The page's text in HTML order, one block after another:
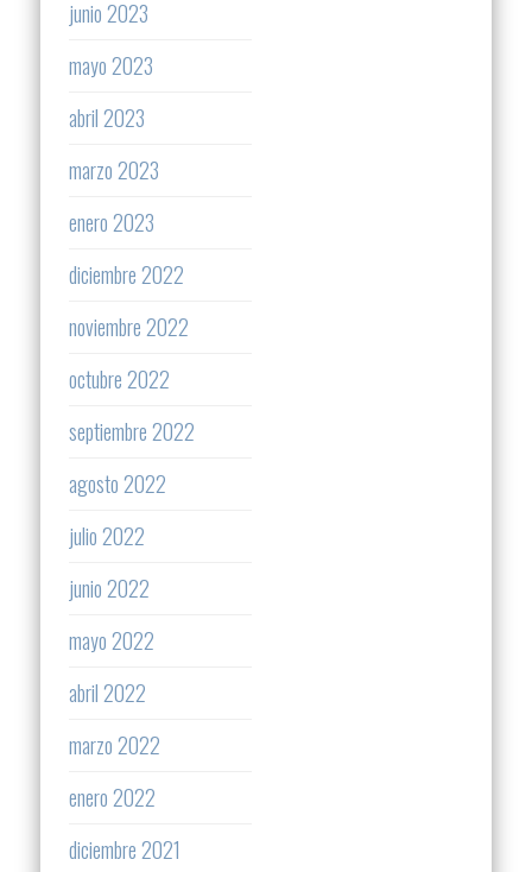
junio 2023
mayo 2023
abril 2023
marzo 2023
enero 2023
diciembre 2022
noviembre 2022
octubre 2022
septiembre 2022
agosto 2022
julio 2022
junio 2022
mayo 2022
abril 2022
marzo 2022
enero 2022
diciembre 2021